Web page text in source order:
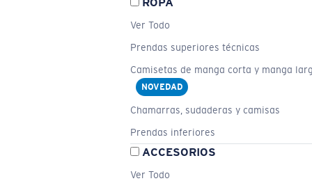
Ver Todo
Prendas superiores técnicas
Camisetas de manga corta y manga
NOVEDAD
Chamarras, sudaderas y camisas
Prendas inferiores
ACCESORIOS
Ver Todo